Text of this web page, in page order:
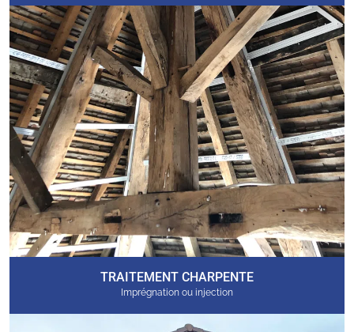
TRAITEMENT CHARPENTE
Imprégnation ou injection